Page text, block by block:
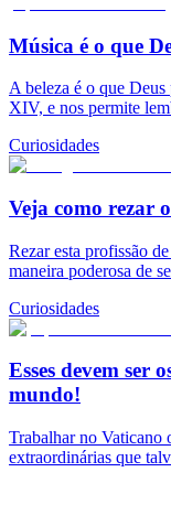
Música é o que
A beleza é o que
XIV, e nos permite
Curiosidades
Veja como rezar
Rezar esta profissão
maneira poderosa de
Curiosidades
Esses devem ser
mundo!
Trabalhar no Vaticano
extraordinárias que